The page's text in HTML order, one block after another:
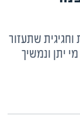
שתעזור
יתן ונמשיך